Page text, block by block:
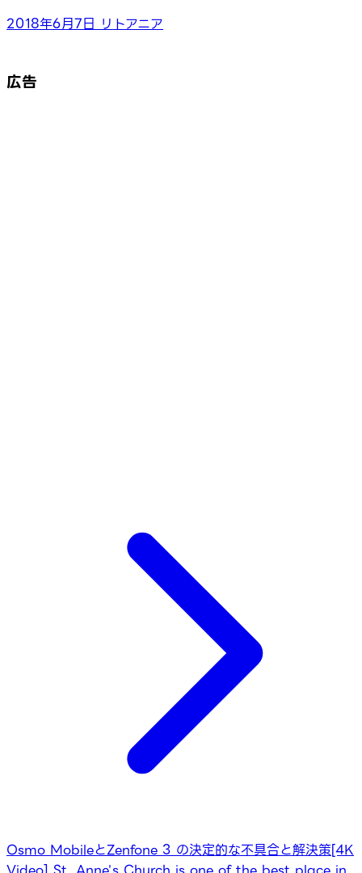
2018年6月7日 リトアニア
広告
Osmo MobileとZenfone 3 の決定的な不具合と解決策[4K